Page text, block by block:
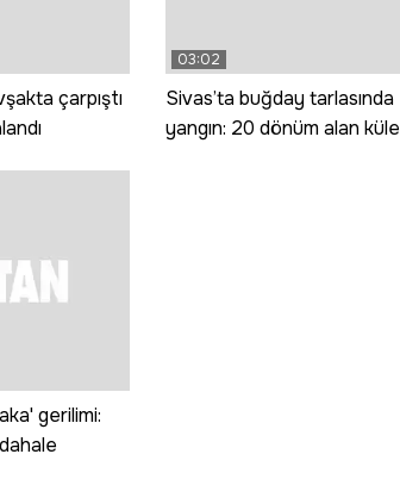
çarpıştı
03:02
Sivas’ta buğday tarlasında
yangın: 20 dönüm alan küle
gerilimi: